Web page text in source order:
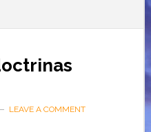
LEAVE A COMMENT